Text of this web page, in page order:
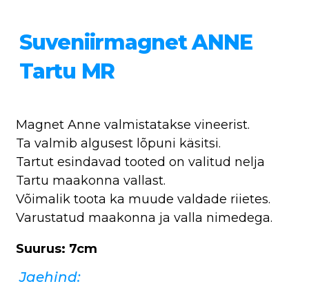
Suveniirmagnet ANNE
Tartu MR
Magnet Anne valmistatakse vineerist.
Ta valmib algusest lõpuni käsitsi.
Tartut esindavad tooted on valitud nelja
Tartu maakonna vallast.
Võimalik toota ka muude valdade riietes.
Varustatud maakonna ja valla nimedega.
Suurus: 7cm
Jaehind: